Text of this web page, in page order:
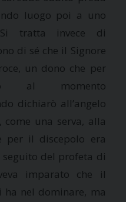
luogo poi a uno
Si tratta invece di
di sé che il Signore
un dono che per
al momento
dichiarò all’angelo
una serva, alla
per il discepolo era
del profeta di
imparato che il
nel dominare, ma